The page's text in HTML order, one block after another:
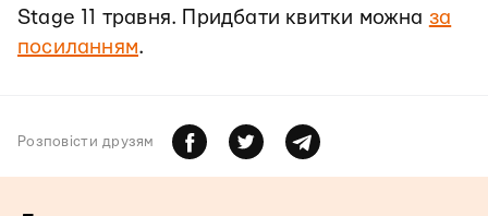
Stage 11 травня. Придбати квитки можна за
посиланням.
Розповiсти друзям